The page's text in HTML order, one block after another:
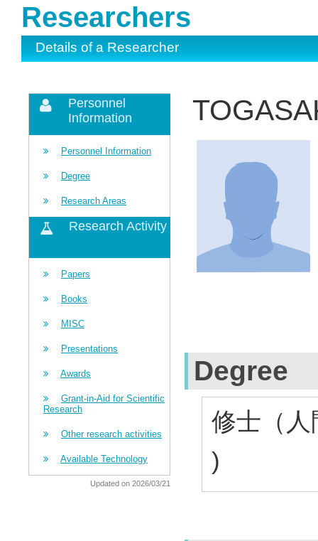
Researchers
Details of a Researcher
Personnel
Information
Personnel Information
Degree
Research Areas
Research Activity
Papers
Books
MISC
Presentations
Awards
Grant-in-Aid for Scientific
Research
Other research activities
Available Technology
Updated on 2026/03/21
Degree
修士（
)